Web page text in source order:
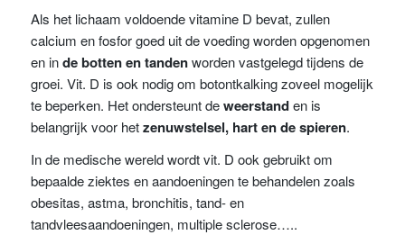
Als het lichaam voldoende vitamine D bevat, zullen
calcium en fosfor goed uit de voeding worden opgenomen
en inde botten en tandenworden vastgelegd tijdens de
groei. Vit. D is ook nodig om botontkalking zoveel mogelijk
te beperken. Het ondersteunt deweerstanden is
belangrijk voor hetzenuwstelsel, hart en de spieren.
In de medische wereld wordt vit. D ook gebruikt om
bepaalde ziektes en aandoeningen te behandelen zoals
obesitas, astma, bronchitis, tand- en
tandvleesaandoeningen, multiple sclerose…..